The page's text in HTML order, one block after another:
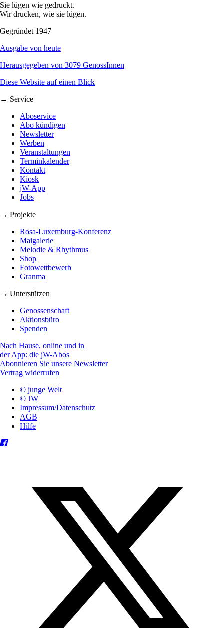
Sie lügen wie gedruckt.
Wir drucken, wie sie lügen.
Gegründet 1947
Ausgabe von heute
Herausgegeben von 3079 GenossInnen
Diese Website auf einen Blick
→ Service
Aboservice
Abo kündigen
Newsletter
Werben
Veranstaltungen
Terminkalender
Kontakt
Kiosk
jW-App
Jobs
→ Projekte
Rosa-Luxemburg-Konferenz
Maigalerie
Melodie & Rhythmus
Shop
Fotowettbewerb
Granma
→ Unterstützen
Genossenschaft
Aktionsbüro
Spenden
Nach Hause, online und in
der App: die jW-Abos
Abonnieren Sie unsere Newsletter
Vertrag widerrufen
© junge Welt
© JW
Impressum/Datenschutz
AGB
Hilfe